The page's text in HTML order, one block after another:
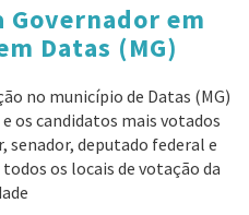
Governador em
Datas (MG)
no município de Datas (MG)
os candidatos mais votados
senador, deputado federal e
os locais de votação da